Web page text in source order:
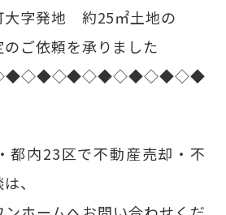
大字発地 約25㎡土地の
ご依頼を承りました
都内23区で不動産売却・不
、